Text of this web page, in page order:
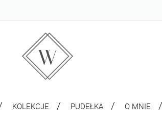
KOLEKCJE PUDEŁKA O MNIE